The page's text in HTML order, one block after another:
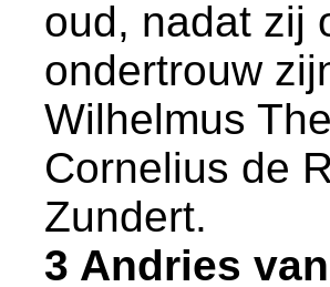
oud, nadat zij
ondertrouw
Wilhelmus
Cornelius de
Zundert.
3 Andries